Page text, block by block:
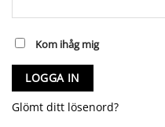
Kom ihåg mig
LOGGA IN
Glömt ditt lösenord?